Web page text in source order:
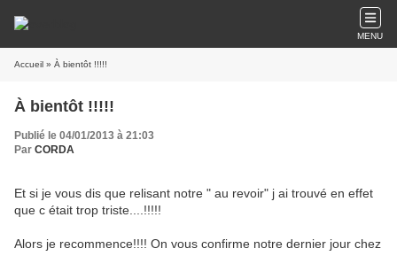
MENU
Accueil » À bientôt !!!!!
À bientôt !!!!!
Publié le 04/01/2013 à 21:03
Par CORDA
Et si je vous dis que relisant notre " au revoir" j ai trouvé en effet
que c était trop triste....!!!!!
Alors je recommence!!!! On vous confirme notre dernier jour chez